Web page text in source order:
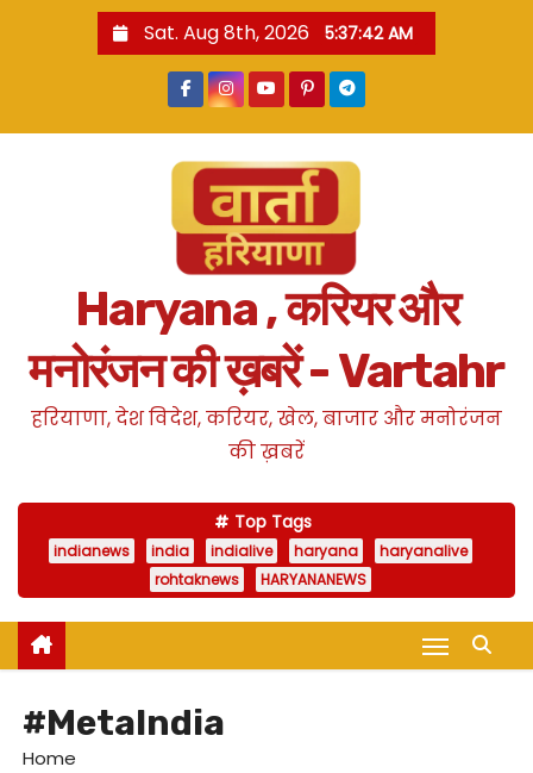
Sat. Aug 8th, 2026 5:37:43 AM
Haryana , करियर और
मनोरंजन की ख़बरें - Vartahr
हरियाणा, देश विदेश, करियर, खेल, बाजार और मनोरंजन
की ख़बरें
Top Tags
indianews india indialive haryana
haryanalive
rohtaknews
HARYANANEWS
#MetaIndia
Home